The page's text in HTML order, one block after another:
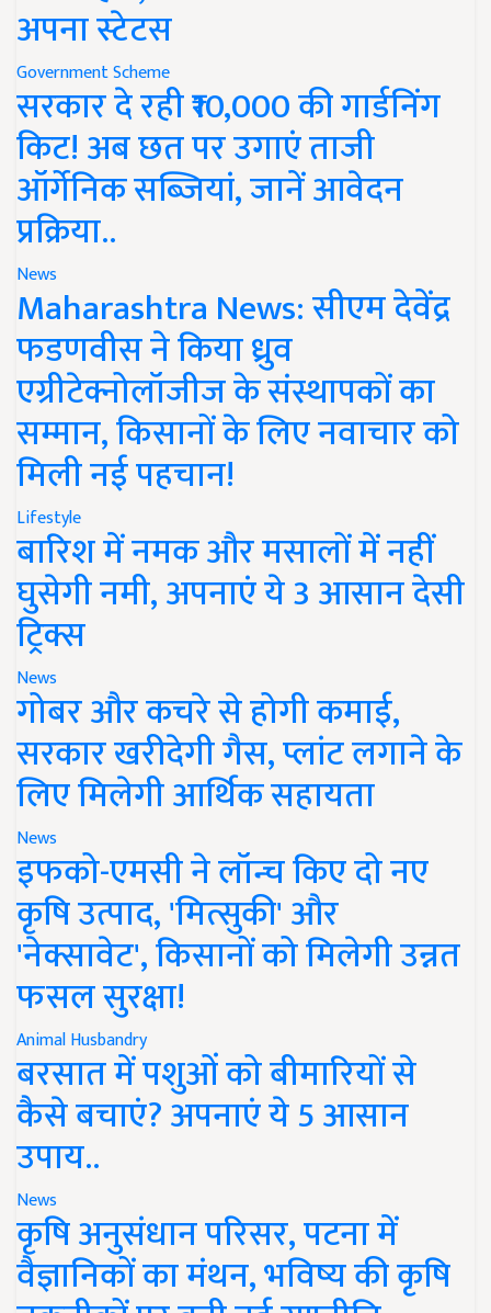
अपना स्टेटस
Government Scheme
सरकार दे रही ₹10,000 की गार्डनिंग
किट! अब छत पर उगाएं ताजी
ऑर्गेनिक सब्जियां, जानें आवेदन
प्रक्रिया..
News
Maharashtra News: सीएम देवेंद्र
फडणवीस ने किया ध्रुव
एग्रीटेक्नोलॉजीज के संस्थापकों का
सम्मान, किसानों के लिए नवाचार को
मिली नई पहचान!
Lifestyle
बारिश में नमक और मसालों में नहीं
घुसेगी नमी, अपनाएं ये 3 आसान देसी
ट्रिक्स
News
गोबर और कचरे से होगी कमाई,
सरकार खरीदेगी गैस, प्लांट लगाने के
लिए मिलेगी आर्थिक सहायता
News
इफको-एमसी ने लॉन्च किए दो नए
कृषि उत्पाद, 'मित्सुकी' और
'नेक्सावेट', किसानों को मिलेगी उन्नत
फसल सुरक्षा!
Animal Husbandry
बरसात में पशुओं को बीमारियों से
कैसे बचाएं? अपनाएं ये 5 आसान
उपाय..
News
कृषि अनुसंधान परिसर, पटना में
वैज्ञानिकों का मंथन, भविष्य की कृषि